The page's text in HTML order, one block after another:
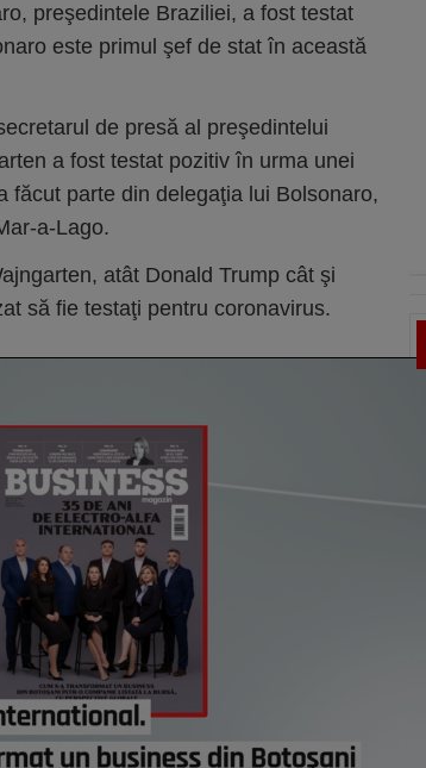
preşedintele Braziliei, a fost testat
este primul şef de stat în această
de presă al preşedintelui
a fost testat pozitiv în urma unei
făcut parte din delegaţia lui Bolsonaro,
a-Lago.
atât Donald Trump cât şi
să fie testaţi pentru coronavirus.